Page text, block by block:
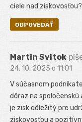
ciele nad ziskovosťou?
ODPOVEDAŤ
Martin Svitok
24. 10. 2025 o 11:01
V súčasnom
dôraz na
je zisk dôležitý pre
ziskovosťou a